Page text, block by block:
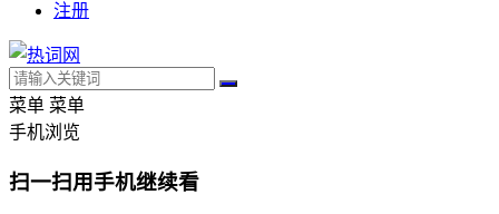
注册
菜单 菜单
手机浏览
扫一扫用手机继续看